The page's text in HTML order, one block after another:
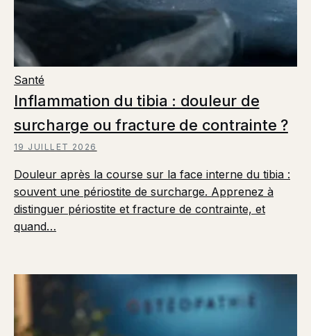
Santé
Inflammation du tibia : douleur de
surcharge ou fracture de contrainte ?
19 JUILLET 2026
Douleur après la course sur la face interne du tibia :
souvent une périostite de surcharge. Apprenez à
distinguer périostite et fracture de contrainte, et
quand…